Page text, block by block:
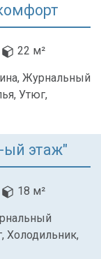
22 м²
Журнальный
Утюг,
ый этаж"
18 м²
Холодильник,